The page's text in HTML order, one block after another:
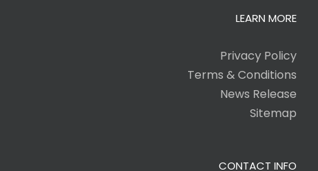
LEARN MORE
Privacy Policy
Terms & Conditions
News Release
Sitemap
CONTACT INFO